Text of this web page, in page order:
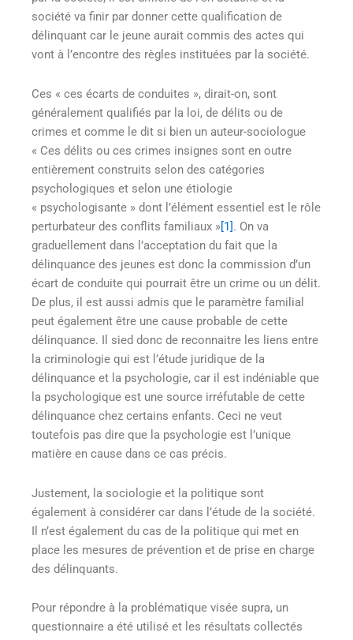
société va finir par donner cette qualification de
délinquant car le jeune aurait commis des actes qui
vont à l’encontre des règles instituées par la société.
Ces « ces écarts de conduites », dirait-on, sont
généralement qualifiés par la loi, de délits ou de
crimes et comme le dit si bien un auteur-sociologue
« Ces délits ou ces crimes insignes sont en outre
entièrement construits selon des catégories
psychologiques et selon une étiologie
« psychologisante » dont l’élément essentiel est le rôle
perturbateur des conflits familiaux »[1]. On va
graduellement dans l’acceptation du fait que la
délinquance des jeunes est donc la commission d’un
écart de conduite qui pourrait être un crime ou un délit.
De plus, il est aussi admis que le paramètre familial
peut également être une cause probable de cette
délinquance. Il sied donc de reconnaitre les liens entre
la criminologie qui est l’étude juridique de la
délinquance et la psychologie, car il est indéniable que
la psychologique est une source irréfutable de cette
délinquance chez certains enfants. Ceci ne veut
toutefois pas dire que la psychologie est l’unique
matière en cause dans ce cas précis.
Justement, la sociologie et la politique sont
également à considérer car dans l’étude de la société.
Il n’est également du cas de la politique qui met en
place les mesures de prévention et de prise en charge
des délinquants.
Pour répondre à la problématique visée supra, un
questionnaire a été utilisé et les résultats collectés